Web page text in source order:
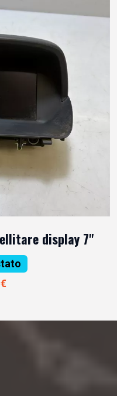
display 7"